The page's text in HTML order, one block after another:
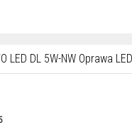
LED DL 5W-NW Oprawa